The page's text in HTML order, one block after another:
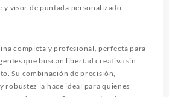
y visor de puntada personalizado.
completa y profesional, perfecta para
que buscan libertad creativa sin
Su combinación de precisión,
robustez la hace ideal para quienes